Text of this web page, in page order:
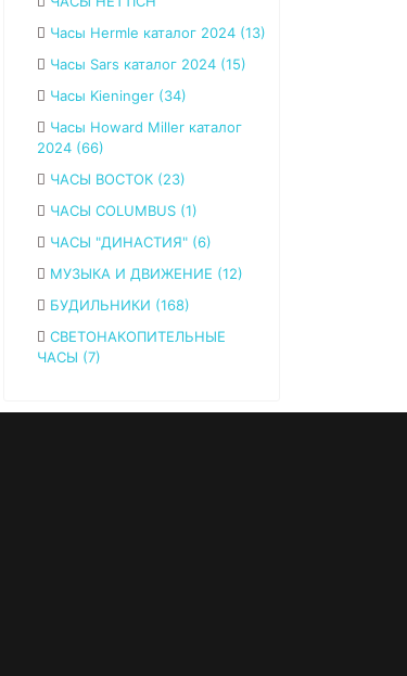
Часы Hermle каталог 2024 (13)
Часы Sars каталог 2024 (15)
Часы Kieninger (34)
Часы Howard Miller каталог
2024 (66)
ЧАСЫ ВОСТОК (23)
ЧАСЫ COLUMBUS (1)
ЧАСЫ "ДИНАСТИЯ" (6)
МУЗЫКА И ДВИЖЕНИЕ (12)
БУДИЛЬНИКИ (168)
СВЕТОНАКОПИТЕЛЬНЫЕ
ЧАСЫ (7)